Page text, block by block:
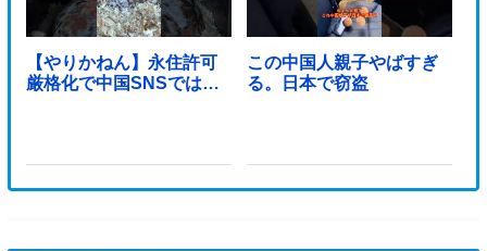
【やりかねん】永住許可
厳格化で中国SNSでは…
この中国人親子やばすぎ
る。日本で窃盗